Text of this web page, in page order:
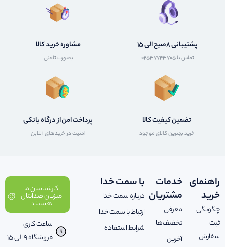
پشتیبانی 8صبح الی 15
تماس با 02537743705
مشاوره خرید کالا
بصورت تلفنی
تضمین کیفیت کالا
خرید بهترین کالای موجود
پرداخت امن از درگاه بانکی
امنیت در خریدهای آنلاین
راهنمای
خرید
چگونگی
ثبت
سفارش
خدمات
مشتریان
معرفی
تخفیف‌ها
آخرین
با سمت خدا
درباره سمت خدا
ارتباط با سمت خدا
شرایط استفاده
کارشناسان ما
میزبان صدایتان
هستند
ساعت کاری
فروشگاه 9 الی 15